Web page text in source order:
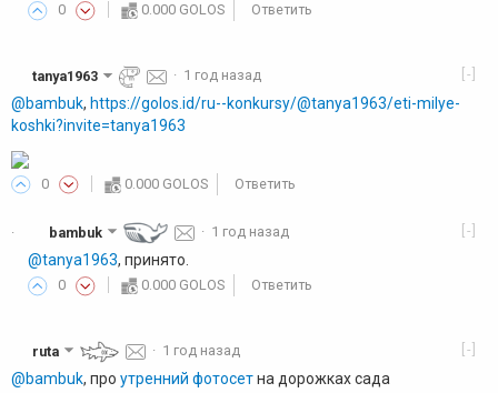
0 0.000 GOLOS Ответить
[-]
tanya1963 · 1 год назад
@bambuk, https://golos.id/ru--konkursy/@tanya1963/eti-milye-
koshki?invite=tanya1963
0 0.000 GOLOS Ответить
· [-]
bambuk · 1 год назад
@tanya1963, принято.
0 0.000 GOLOS Ответить
[-]
ruta · 1 год назад
@bambuk, про утренний фотосетна дорожках сада